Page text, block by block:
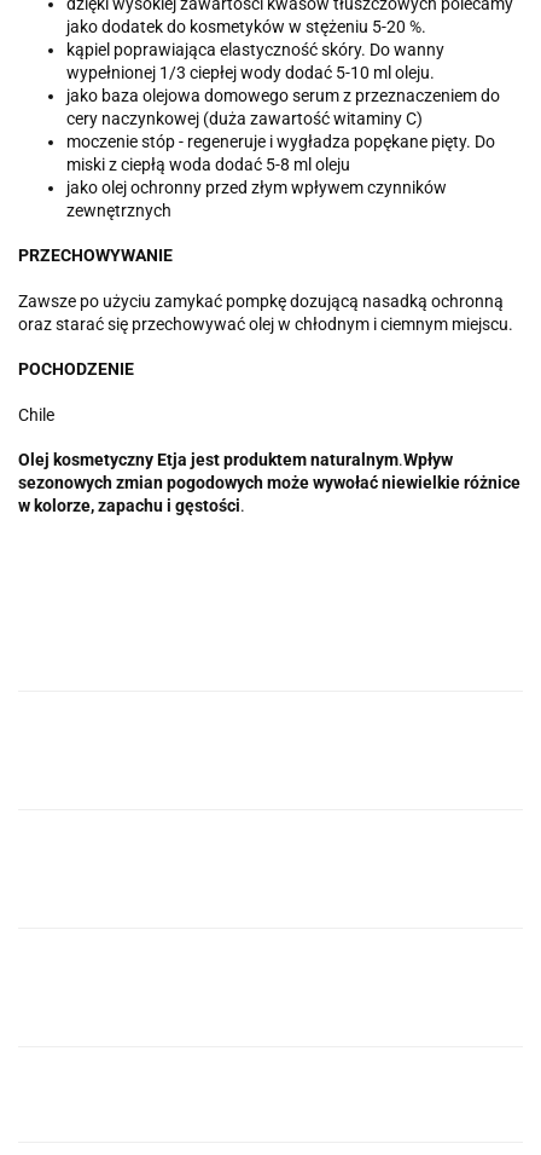
jako dodatek do kosmetyków w stężeniu 5-20 %.
kąpiel poprawiająca elastyczność skóry. Do wanny
wypełnionej 1/3 ciepłej wody dodać 5-10 ml oleju.
jako baza olejowa domowego serum z przeznaczeniem do
cery naczynkowej (duża zawartość witaminy C)
moczenie stóp - regeneruje i wygładza popękane pięty. Do
miski z ciepłą woda dodać 5-8 ml oleju
jako olej ochronny przed złym wpływem czynników
zewnętrznych
PRZECHOWYWANIE
Zawsze po użyciu zamykać pompkę dozującą nasadką ochronną
oraz starać się przechowywać olej w chłodnym i ciemnym miejscu.
POCHODZENIE
Chile
Olej kosmetyczny Etja jestproduktem naturalnym.Wpływ
sezonowych zmian pogodowych może wywołać niewielkie różnice
w kolorze, zapachu i gęstości.